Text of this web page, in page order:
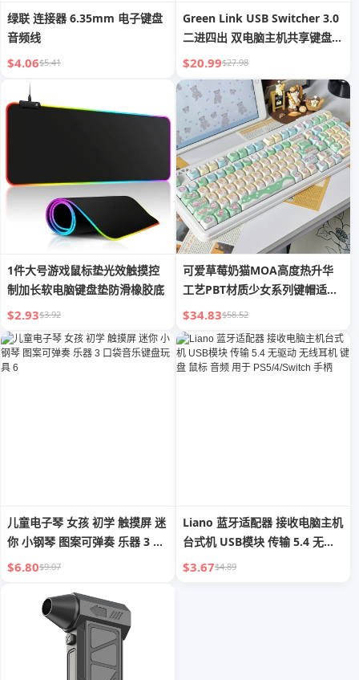
绿联 连接器 6.35mm 电子键盘
音频线
$4.06$5.41
Green Link USB Switcher 3.0
二进四出 双电脑主机共享键盘鼠
标显示器 优盘 四口分线器 打印
机共享设备 一拖二转换器
$20.99$27.98
1件大号游戏鼠标垫光效触摸控
制加长软电脑键盘垫防滑橡胶底
$2.93$3.92
可爱草莓奶猫MOA高度热升华
工艺PBT材质少女系列键帽适配
90%键盘
$34.83$58.52
儿童电子琴 女孩 初学 触摸屏 迷
你 小钢琴 图案可弹奏 乐器 3 口
袋音乐键盘玩具 6
$6.80$9.07
Liano 蓝牙适配器 接收电脑主机
台式机 USB模块 传输 5.4 无驱
动 无线耳机 键盘 鼠标 音频 用
$3.67$4.89